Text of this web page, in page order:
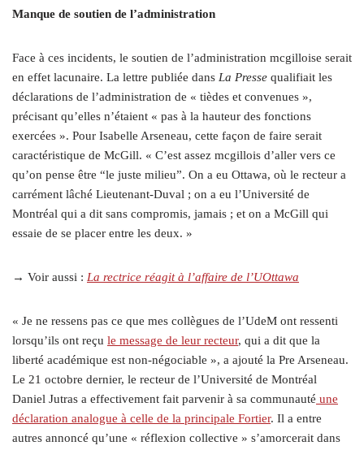
Manque de soutien de l’administration
Face à ces incidents, le soutien de l’administration mcgilloise serait
en effet lacunaire. La lettre publiée dans La Presse qualifiait les
déclarations de l’administration de « tièdes et convenues »,
précisant qu’elles n’étaient « pas à la hauteur des fonctions
exercées ». Pour Isabelle Arseneau, cette façon de faire serait
caractéristique de McGill. « C’est assez mcgillois d’aller vers ce
qu’on pense être “le juste milieu”. On a eu Ottawa, où le recteur a
carrément lâché Lieutenant-Duval ; on a eu l’Université de
Montréal qui a dit sans compromis, jamais ; et on a McGill qui
essaie de se placer entre les deux. »
→ Voir aussi : La rectrice réagit à l’affaire de l’UOttawa
« Je ne ressens pas ce que mes collègues de l’UdeM ont ressenti
lorsqu’ils ont reçu le message de leur recteur, qui a dit que la
liberté académique est non-négociable », a ajouté la Pre Arseneau.
Le 21 octobre dernier, le recteur de l’Université de Montréal
Daniel Jutras a effectivement fait parvenir à sa communauté une
déclaration analogue à celle de la principale Fortier. Il a entre
autres annoncé qu’une « réflexion collective » s’amorcerait dans